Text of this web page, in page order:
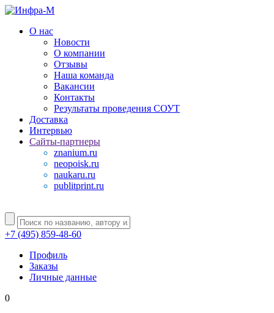
О нас
Новости
О компании
Отзывы
Наша команда
Вакансии
Контакты
Результаты проведения СОУТ
Доставка
Интервью
Сайты-партнеры
znanium.ru
neopoisk.ru
naukaru.ru
publitprint.ru
+7 (495) 859-48-60
Профиль
Заказы
Личные данные
0